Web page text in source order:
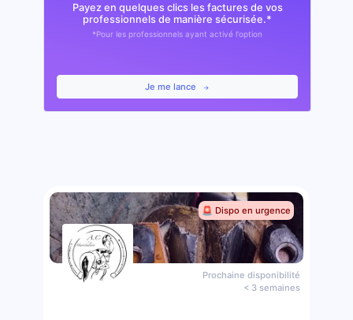
Payez en quelques clics les factures de vos
professionnels de manière sécurisée.*
*Pour les professionnels ayant activé l'option
Je me lance
🚨 Dispo en urgence
Prochaine disponibilité
< 3 semaines